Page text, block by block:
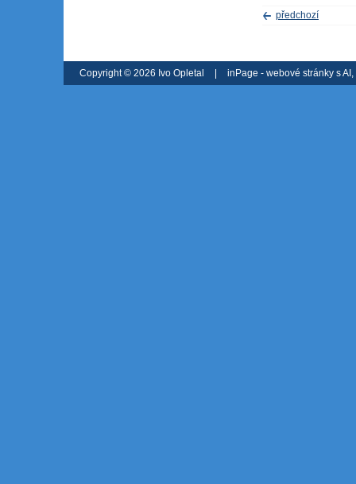
předchozí
Copyright © 2026 Ivo Opletal | inPage - webové stránky s AI,